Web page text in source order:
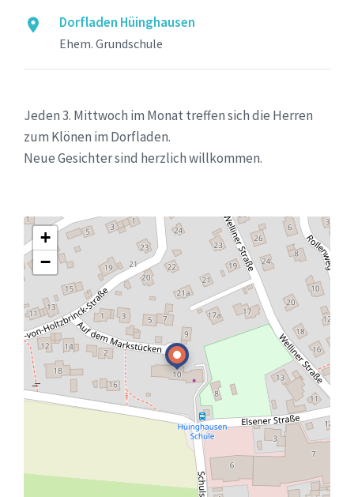
Dorfladen Hüinghausen
Ehem. Grundschule
Jeden 3. Mittwoch im Monat treffen sich die Herren
zum Klönen im Dorfladen.
Neue Gesichter sind herzlich willkommen.
+
−